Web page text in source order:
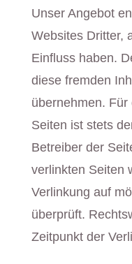
Unser Angebot
Websites Dritter,
Einfluss haben.
diese fremden
übernehmen.
Seiten ist stets
Betreiber der
verlinkten Seiten
Verlinkung auf
überprüft.
Zeitpunkt der